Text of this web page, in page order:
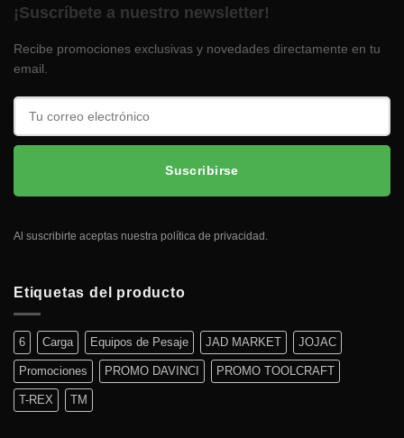
¡Suscríbete a nuestro newsletter!
Recibe promociones exclusivas y novedades directamente en tu
email.
Suscribirse
Al suscribirte aceptas nuestra política de privacidad.
Etiquetas del producto
6 Carga Equipos de Pesaje JAD MARKET JOJAC
Promociones PROMO DAVINCI PROMO TOOLCRAFT
T-REX TM